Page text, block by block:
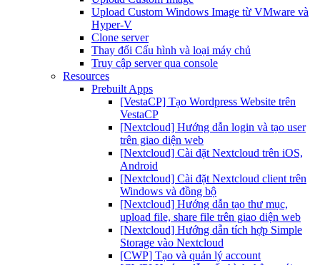
Upload Custom Windows Image từ VMware và
Hyper-V
Clone server
Thay đổi Cấu hình và loại máy chủ
Truy cập server qua console
Resources
Prebuilt Apps
[VestaCP] Tạo Wordpress Website trên
VestaCP
[Nextcloud] Hướng dẫn login và tạo user
trên giao diện web
[Nextcloud] Cài đặt Nextcloud trên iOS,
Android
[Nextcloud] Cài đặt Nextcloud client trên
Windows và đồng bộ
[Nextcloud] Hướng dẫn tạo thư mục,
upload file, share file trên giao diện web
[Nextcloud] Hướng dẫn tích hợp Simple
Storage vào Nextcloud
[CWP] Tạo và quản lý account